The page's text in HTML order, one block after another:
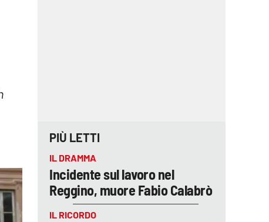
PIÙ LETTI
IL DRAMMA
Incidente sul lavoro nel
Reggino, muore Fabio Calabrò
IL RICORDO